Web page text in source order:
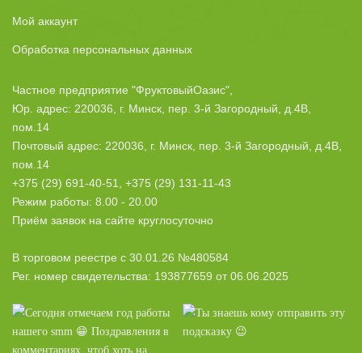
Мой аккаунт
Обработка персональных данных
Частное предприятие "ФруктовыйОазис",
Юр. адрес: 220036, г. Минск, пер. 3-й Загородный, д.4В,
пом.14
Почтовый адрес: 220036, г. Минск, пер. 3-й Загородный, д.4В,
пом.14
+375 (29) 691-40-51, +375 (29) 131-11-43
Режим работы: 8.00 - 20.00
Приём заявок на сайте круглосуточно
В торговом реестре с 30.01.26 №480584
Рег. номер свидетельства: 193877659 от 06.06.2025